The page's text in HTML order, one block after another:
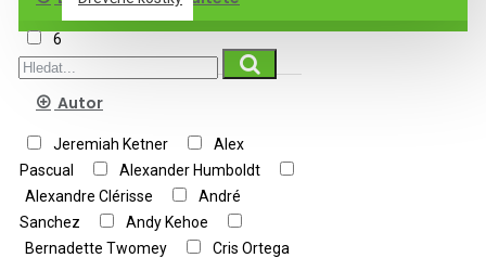
6
Autor
Jeremiah Ketner
Alex
Pascual
Alexander Humboldt
Alexandre Clérisse
André
Sanchez
Andy Kehoe
Bernadette Twomey
Cris Ortega